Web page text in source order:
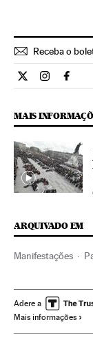
Receba o
Internacional
MAIS
ARQUIVADO EM
Manifestações
Partidos políticos
Adere a
Mais informações